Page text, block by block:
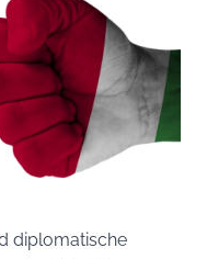
diplomatische